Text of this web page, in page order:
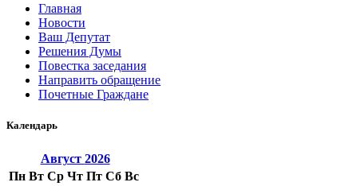
Главная
Новости
Ваш Депутат
Решения Думы
Повестка заседания
Направить обращение
Почетные Граждане
Календарь
Август 2026
Пн Вт Ср Чт Пт Сб Вс